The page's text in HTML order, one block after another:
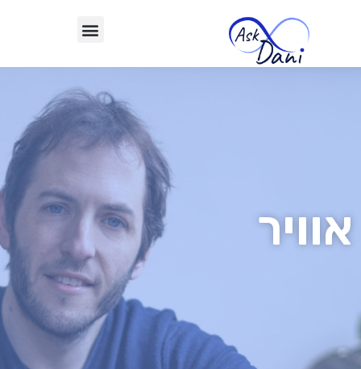
אוויר